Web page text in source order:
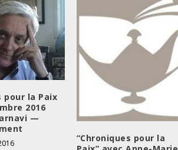
pour la Paix
2016
—
“Chroniques pour la